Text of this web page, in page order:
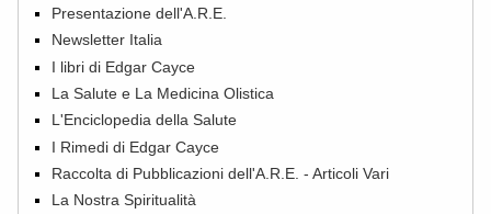
Presentazione dell'A.R.E.
Newsletter Italia
I libri di Edgar Cayce
La Salute e La Medicina Olistica
L'Enciclopedia della Salute
I Rimedi di Edgar Cayce
Raccolta di Pubblicazioni dell'A.R.E. - Articoli Vari
La Nostra Spiritualità